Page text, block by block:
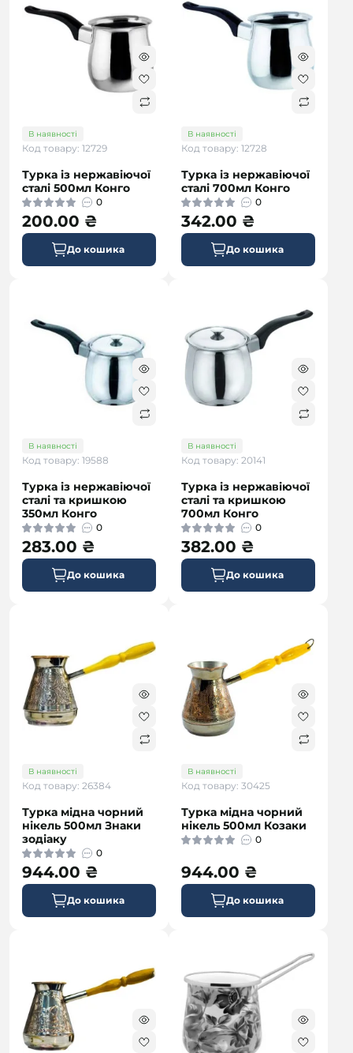
В наявності
Код товару: 12729
Турка із нержавіючої
сталі 500мл Конго
0
200.00 ₴
До кошика
В наявності
Код товару: 12728
Турка із нержавіючої
сталі 700мл Конго
0
342.00 ₴
До кошика
В наявності
Код товару: 19588
Турка із нержавіючої
сталі та кришкою
350мл Конго
0
283.00 ₴
До кошика
В наявності
Код товару: 20141
Турка із нержавіючої
сталі та кришкою
700мл Конго
0
382.00 ₴
До кошика
В наявності
Код товару: 26384
Турка мідна чорний
нікель 500мл Знаки
зодіаку
0
944.00 ₴
До кошика
В наявності
Код товару: 30425
Турка мідна чорний
нікель 500мл Козаки
0
944.00 ₴
До кошика